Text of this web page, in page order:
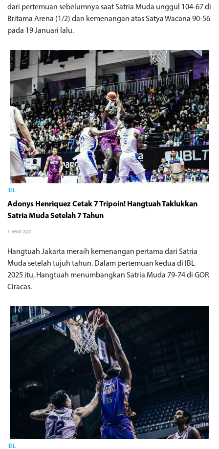
dari pertemuan sebelumnya saat Satria Muda unggul 104-67 di
Britama Arena (1/2) dan kemenangan atas Satya Wacana 90-56
pada 19 Januari lalu.
IBL
Adonys Henriquez Cetak 7 Tripoin! Hangtuah Taklukkan
Satria Muda Setelah 7 Tahun
1 year ago
Hangtuah Jakarta meraih kemenangan pertama dari Satria
Muda setelah tujuh tahun. Dalam pertemuan kedua di IBL
2025 itu, Hangtuah menumbangkan Satria Muda 79-74 di GOR
Ciracas.
IBL